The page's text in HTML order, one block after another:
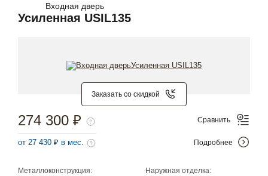
Входная дверь
Усиленная USIL135
Заказать со скидкой
Металлоконструкция:
Наружная отделка:
274 300 ₽
от 27 430 ₽ в мес.
Сравнить
Подробнее